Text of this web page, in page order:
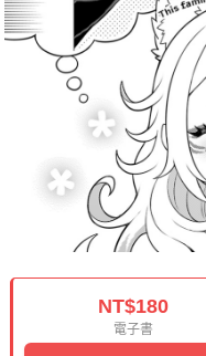
NT$180
電子書